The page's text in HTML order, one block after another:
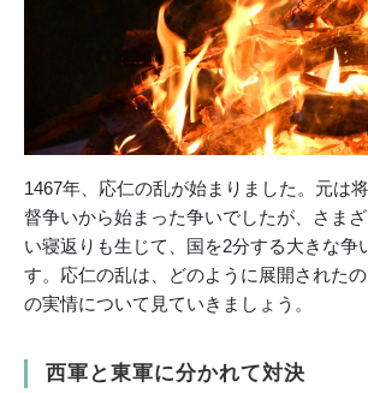
1467年、応仁の乱が始まりました。元は
督争いから始まった争いでしたが、さま
い寝返りも生じて、国を2分する大きな争
す。応仁の乱は、どのように展開された
の実情について見ていきましょう。
西軍と東軍に分かれて対決